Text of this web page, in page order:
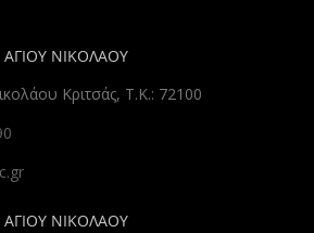
ΝΙΚΟΛΑΟΥ
Κριτσάς, Τ.Κ.: 72100
ΝΙΚΟΛΑΟΥ